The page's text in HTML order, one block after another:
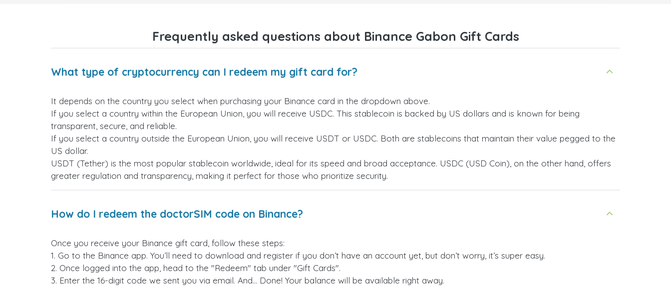
Frequently asked questions about Binance Gabon Gift Cards
What type of cryptocurrency can I redeem my gift card for?
It depends on the country you select when purchasing your Binance card in the dropdown above.
If you select a country within the European Union, you will receive USDC. This stablecoin is backed by US dollars and is known for being
transparent, secure, and reliable.
If you select a country outside the European Union, you will receive USDT or USDC. Both are stablecoins that maintain their value pegged to the
US dollar.
USDT (Tether) is the most popular stablecoin worldwide, ideal for its speed and broad acceptance. USDC (USD Coin), on the other hand, offers
greater regulation and transparency, making it perfect for those who prioritize security.
How do I redeem the doctorSIM code on Binance?
Once you receive your Binance gift card, follow these steps:
1. Go to the Binance app. You’ll need to download and register if you don’t have an account yet, but don’t worry, it’s super easy.
2. Once logged into the app, head to the "Redeem" tab under "Gift Cards".
3. Enter the 16-digit code we sent you via email. And... Done! Your balance will be available right away.